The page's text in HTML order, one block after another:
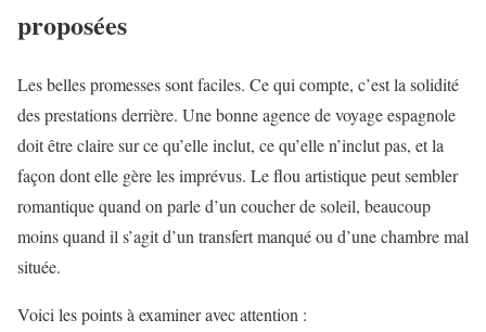
proposées
Les belles promesses sont faciles. Ce qui compte, c’est la solidité
des prestations derrière. Une bonne agence de voyage espagnole
doit être claire sur ce qu’elle inclut, ce qu’elle n’inclut pas, et la
façon dont elle gère les imprévus. Le flou artistique peut sembler
romantique quand on parle d’un coucher de soleil, beaucoup
moins quand il s’agit d’un transfert manqué ou d’une chambre mal
située.
Voici les points à examiner avec attention :